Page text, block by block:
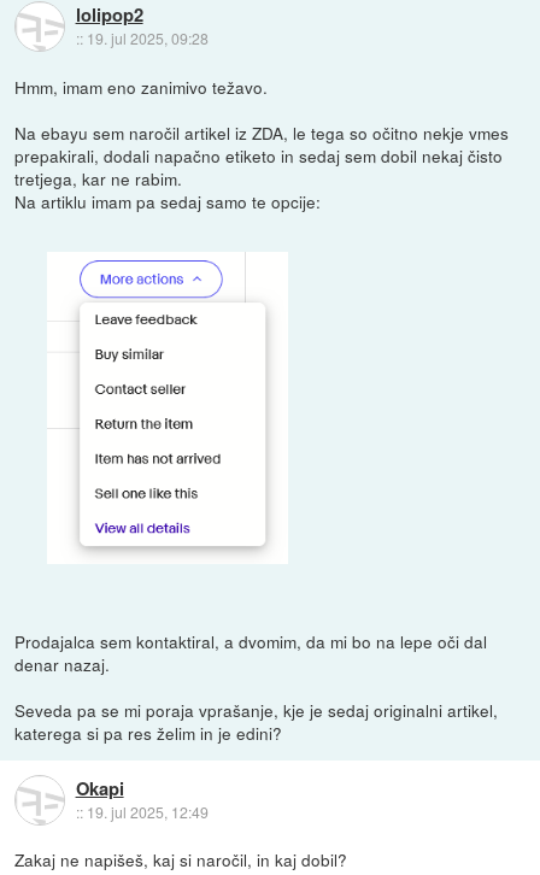
lolipop2
:: 19. jul 2025, 09:28
Hmm, imam eno zanimivo težavo.
Na ebayu sem naročil artikel iz ZDA, le tega so očitno nekje vmes
prepakirali, dodali napačno etiketo in sedaj sem dobil nekaj čisto
tretjega, kar ne rabim.
Na artiklu imam pa sedaj samo te opcije:
Prodajalca sem kontaktiral, a dvomim, da mi bo na lepe oči dal
denar nazaj.
Seveda pa se mi poraja vprašanje, kje je sedaj originalni artikel,
katerega si pa res želim in je edini?
Okapi
:: 19. jul 2025, 12:49
Zakaj ne napišeš, kaj si naročil, in kaj dobil?